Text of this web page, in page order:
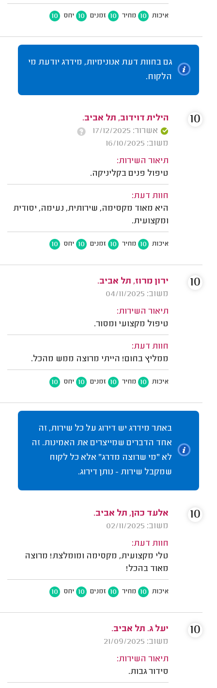
איכות 10 מחיר 10 זמנים 10 יחס 10
גם בחוות דעת אנונימיות, מידרג יודעת מי
הלקוח.
הילית דוידוב, תל אביב.
אשרור: 17/12/2025
משוב: 16/10/2025
תיאור השירות:
טיפול פנים בקליניקה.
חוות דעת:
היא מאוד מקסימה, שירותית, נעימה, יסודית
ומקצועית.
איכות 10 מחיר 10 זמנים 10 יחס 10
10
ירון מרוז, תל אביב.
משוב: 04/11/2025
תיאור השירות:
טיפול מקצועי ומסור.
חוות דעת:
ממליץ בחום! הייתי מרוצה ממש מהכל.
איכות 10 מחיר 10 זמנים 10 יחס 10
10
באתר מידרג יש דירוג על כל שירות, זה
אחד הדברים שמייצרים את האמינות. זה
לא "מי שרוצה מדרג" אלא כל לקוח
שמקבל שירות - נותן דירוג.
אלעד כהן, תל אביב.
משוב: 02/11/2025
חוות דעת:
טלי מקצועית, מקסימה ומומלצת! מרוצה
מאוד בהכל!
איכות 10 מחיר 10 זמנים 10 יחס 10
10
יעל ג. תל אביב.
משוב: 21/09/2025
תיאור השירות:
סידור גבות.
10